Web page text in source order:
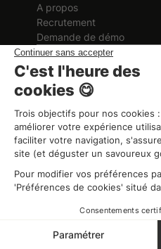
A propos
Recrutement
Demande de démo
Certification délivrée au titre
actions de formation
ORGANISME DE FORMATION
Organisme de
Politique de